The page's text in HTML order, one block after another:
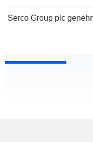
Serco Group plc